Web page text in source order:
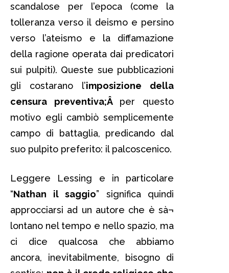
scandalose per l’epoca (come la
tolleranza verso il deismo e persino
verso l’ateismo e la diffamazione
della ragione operata dai predicatori
sui pulpiti). Queste sue pubblicazioni
gli costarano l’imposizione della
censura preventiva;Â per questo
motivo egli cambiò semplicemente
campo di battaglia, predicando dal
suo pulpito preferito: il palcoscenico.
Leggere Lessing e in particolare
“Nathan il saggio” significa quindi
approcciarsi ad un autore che è sà¬
lontano nel tempo e nello spazio, ma
ci dice qualcosa che abbiamo
ancora, inevitabilmente, bisogno di